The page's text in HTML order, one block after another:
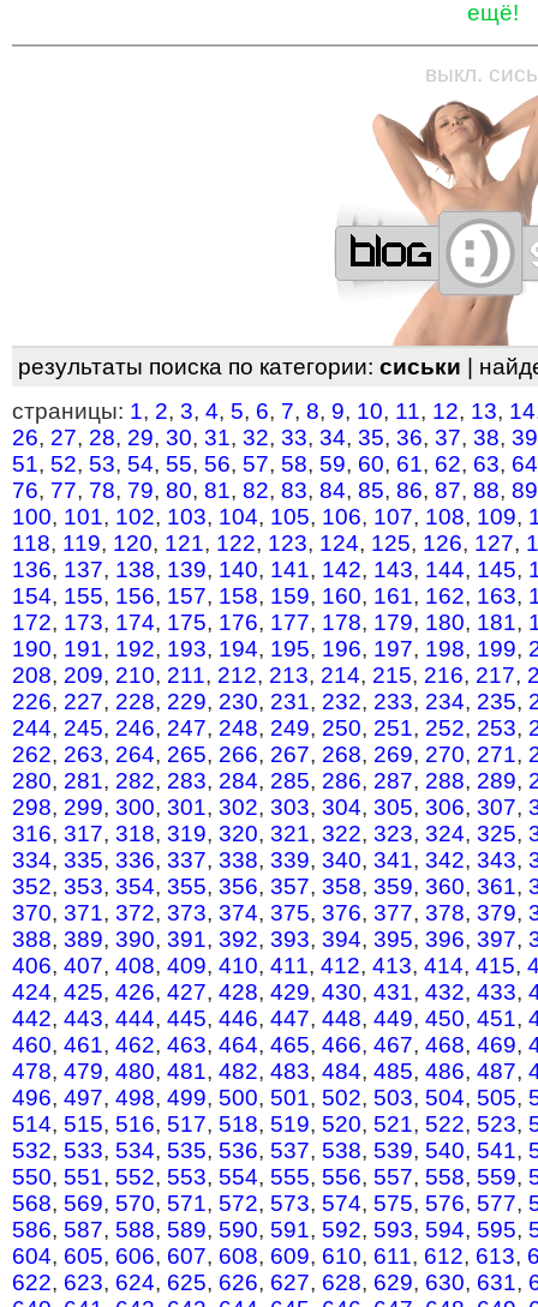
ещё!
—————————————————
выкл.
результаты поиска по категории: сиськи |
страницы: 1, 2, 3, 4, 5, 6, 7, 8, 9, 10, 11, 12, 13, 14
26, 27, 28, 29, 30, 31, 32, 33, 34, 35, 36, 37, 38, 39
51, 52, 53, 54, 55, 56, 57, 58, 59, 60, 61, 62, 63, 64
76, 77, 78, 79, 80, 81, 82, 83, 84, 85, 86, 87, 88, 89
100, 101, 102, 103, 104, 105, 106, 107, 108, 109,
118, 119, 120, 121, 122, 123, 124, 125, 126, 127,
136, 137, 138, 139, 140, 141, 142, 143, 144, 145,
154, 155, 156, 157, 158, 159, 160, 161, 162, 163,
172, 173, 174, 175, 176, 177, 178, 179, 180, 181,
190, 191, 192, 193, 194, 195, 196, 197, 198, 199,
208, 209, 210, 211, 212, 213, 214, 215, 216, 217,
226, 227, 228, 229, 230, 231, 232, 233, 234, 235,
244, 245, 246, 247, 248, 249, 250, 251, 252, 253,
262, 263, 264, 265, 266, 267, 268, 269, 270, 271,
280, 281, 282, 283, 284, 285, 286, 287, 288, 289,
298, 299, 300, 301, 302, 303, 304, 305, 306, 307,
316, 317, 318, 319, 320, 321, 322, 323, 324, 325,
334, 335, 336, 337, 338, 339, 340, 341, 342, 343,
352, 353, 354, 355, 356, 357, 358, 359, 360, 361,
370, 371, 372, 373, 374, 375, 376, 377, 378, 379,
388, 389, 390, 391, 392, 393, 394, 395, 396, 397,
406, 407, 408, 409, 410, 411, 412, 413, 414, 415,
424, 425, 426, 427, 428, 429, 430, 431, 432, 433,
442, 443, 444, 445, 446, 447, 448, 449, 450, 451,
460, 461, 462, 463, 464, 465, 466, 467, 468, 469,
478, 479, 480, 481, 482, 483, 484, 485, 486, 487,
496, 497, 498, 499, 500, 501, 502, 503, 504, 505,
514, 515, 516, 517, 518, 519, 520, 521, 522, 523,
532, 533, 534, 535, 536, 537, 538, 539, 540, 541,
550, 551, 552, 553, 554, 555, 556, 557, 558, 559,
568, 569, 570, 571, 572, 573, 574, 575, 576, 577,
586, 587, 588, 589, 590, 591, 592, 593, 594, 595,
604, 605, 606, 607, 608, 609, 610, 611, 612, 613,
622, 623, 624, 625, 626, 627, 628, 629, 630, 631,